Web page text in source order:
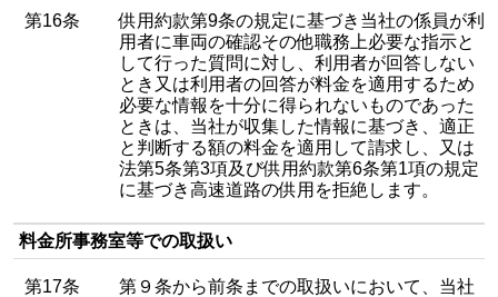
第16条
供用約款第9条の規定に基づき当社の係員が利
用者に車両の確認その他職務上必要な指示と
して行った質問に対し、利用者が回答しない
とき又は利用者の回答が料金を適用するため
必要な情報を十分に得られないものであった
ときは、当社が収集した情報に基づき、適正
と判断する額の料金を適用して請求し、又は
法第5条第3項及び供用約款第6条第1項の規定
に基づき高速道路の供用を拒絶します。
料金所事務室等での取扱い
第17条
第９条から前条までの取扱いにおいて、当社